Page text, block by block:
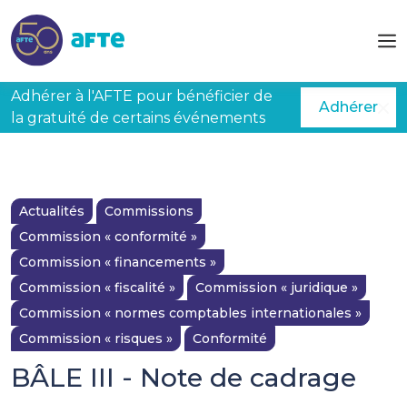
Adhérer à l'AFTE pour bénéficier de
la gratuité de certains événements
Adhérer
Actualités
Commissions
Commission « conformité »
Commission « financements »
Commission « fiscalité »
Commission « juridique »
Commission « normes comptables internationales »
Commission « risques »
Conformité
BÂLE III - Note de cadrage